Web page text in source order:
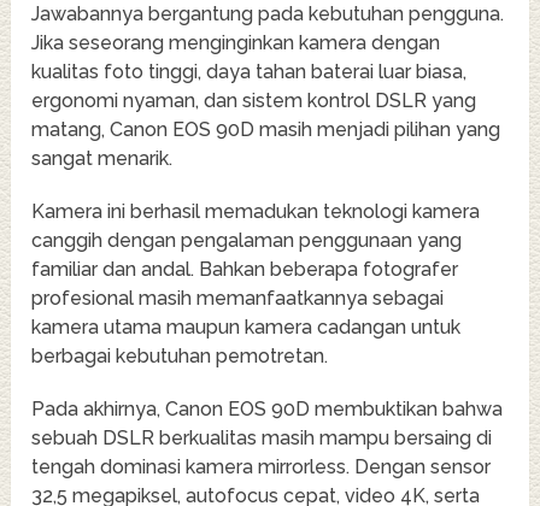
Jawabannya bergantung pada kebutuhan pengguna.
Jika seseorang menginginkan kamera dengan
kualitas foto tinggi, daya tahan baterai luar biasa,
ergonomi nyaman, dan sistem kontrol DSLR yang
matang, Canon EOS 90D masih menjadi pilihan yang
sangat menarik.
Kamera ini berhasil memadukan teknologi kamera
canggih dengan pengalaman penggunaan yang
familiar dan andal. Bahkan beberapa fotografer
profesional masih memanfaatkannya sebagai
kamera utama maupun kamera cadangan untuk
berbagai kebutuhan pemotretan.
Pada akhirnya, Canon EOS 90D membuktikan bahwa
sebuah DSLR berkualitas masih mampu bersaing di
tengah dominasi kamera mirrorless. Dengan sensor
32,5 megapiksel, autofocus cepat, video 4K, serta